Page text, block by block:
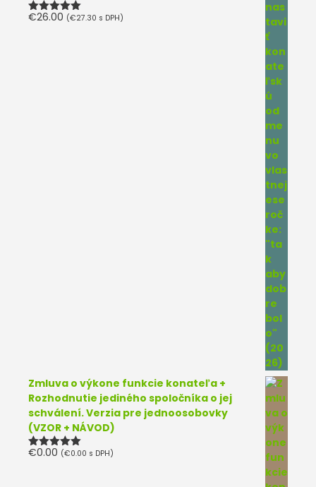
Hodnotenie
€26.00 (€27.30 s DPH)
Zmluva o výkone funkcie konateľa +
Rozhodnutie jediného spoločníka o jej
schválení. Verzia pre jednoosobovky
(VZOR + NÁVOD)
Hodnotenie
€0.00 (€0.00 s DPH)